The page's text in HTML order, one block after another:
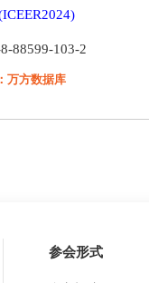
88599-103-2
万方数据库
参会形式